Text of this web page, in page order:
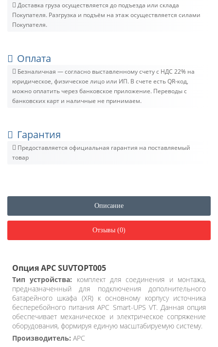
Доставка груза осуществляется до подъезда или склада
Покупателя. Разгрузка и подъём на этаж осуществляется силами
Покупателя.
Оплата
Безналичная — согласно выставленному счету c НДС 22% на
юридическое, физическое лицо или ИП. В счете есть QR-код,
можно оплатить через банковское приложение. Переводы с
банковских карт и наличные не принимаем.
Гарантия
Предоставляется официальная гарантия на поставляемый
товар
Описание
Отзывы (0)
Опция APC SUVTOPT005
Тип устройства: комплект для соединения и монтажа,
предназначенный для подключения дополнительного
батарейного шкафа (XR) к основному корпусу источника
бесперебойного питания APC Smart-UPS VT. Данная опция
обеспечивает механическое и электрическое сопряжение
оборудования, формируя единую масштабируемую систему.
Производитель: APC